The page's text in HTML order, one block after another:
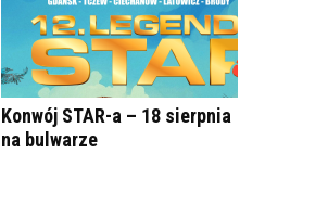
Konwój STAR-a – 18 sierpnia
na bulwarze